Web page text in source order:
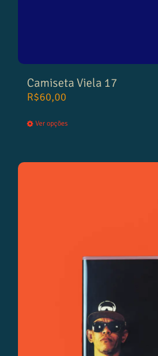
Camiseta Viela 17
R$60,00
Ver opções